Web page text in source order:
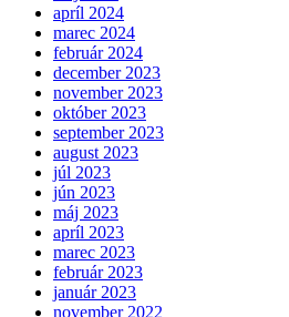
apríl 2024
marec 2024
február 2024
december 2023
november 2023
október 2023
september 2023
august 2023
júl 2023
jún 2023
máj 2023
apríl 2023
marec 2023
február 2023
január 2023
november 2022